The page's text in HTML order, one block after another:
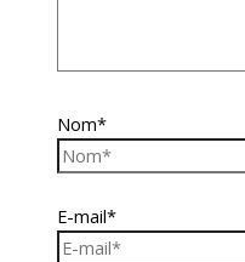
Nom*
E-mail*